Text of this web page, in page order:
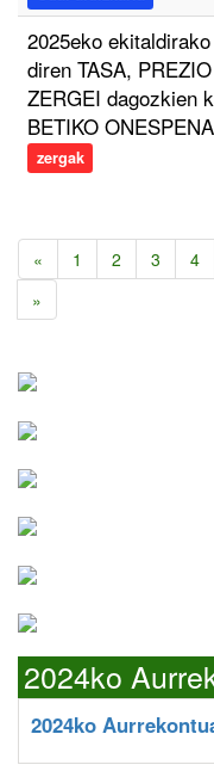
2025eko
diren TASA,
ZERGEI dagozkien
BETIKO
zergak
« 1 2 3 4
»
2024ko
2024ko